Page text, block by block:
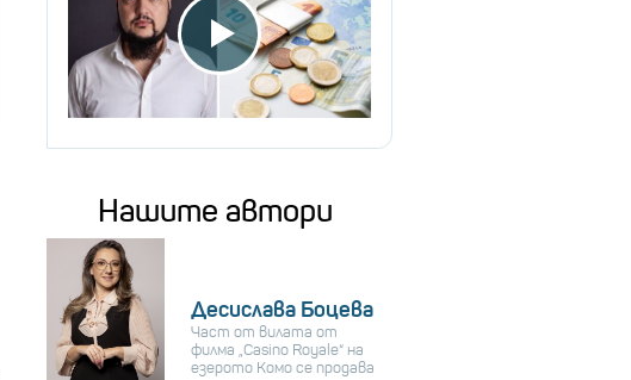
Нашите автори
Десислава Боцева
Част от вилата от
филма „Casino Royale“ на
езерото Комо се продава